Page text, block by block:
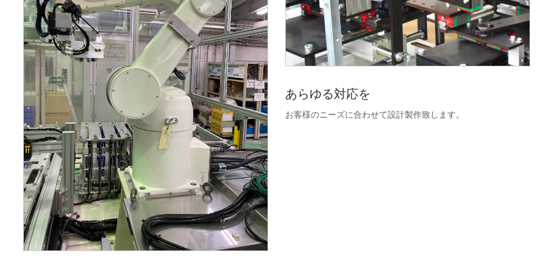
あらゆる対応を
お客様のニーズに合わせて設計製作致します。